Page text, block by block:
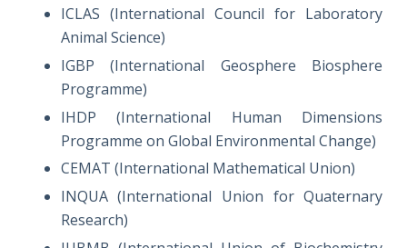
ICLAS (International Council for Laboratory
Animal Science)
IGBP (International Geosphere Biosphere
Programme)
IHDP (International Human Dimensions
Programme on Global Environmental Change)
CEMAT (International Mathematical Union)
INQUA (International Union for Quaternary
Research)